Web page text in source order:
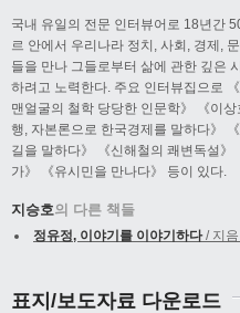
국내 유일의 전문 인터뷰어로 18년간
르 안에서 우리나라 정치, 사회, 경제,
들을 만나 그들로부터 삶에 관한 깊은
하려고 노력한다. 주요 인터뷰집으로
맨얼굴의 철학 당당한 인문학》 《이
행, 자본론으로 한국경제를 말하다》
길을 말하다》 《신해철의 쾌변독설》
가》 《유시민을 만나다》 등이 있다.
지승호의 다른 책들
정유정, 이야기를 이야기하다/ 지음
표지/보도자료 다운로드